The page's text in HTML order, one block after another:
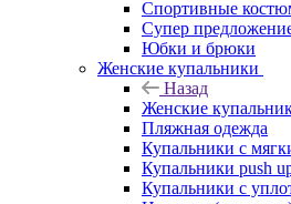
Спортивные
Супер
Юбки и брюки
Женские купальники
Назад
Женские
Пляжная одежда
Купальники с
Купальники push
Купальники с